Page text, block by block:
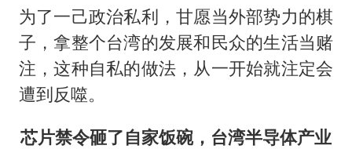
为了一己政治私利，甘愿当外部势力的棋
子，拿整个台湾的发展和民众的生活当赌
注，这种自私的做法，从一开始就注定会
遭到反噬。
芯片禁令砸了自家饭碗，台湾半导体产业